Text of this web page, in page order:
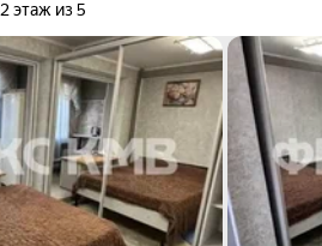
2 этаж из 5